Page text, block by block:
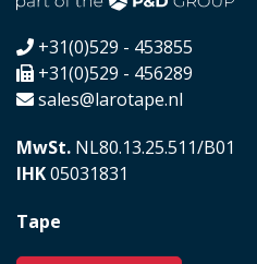
+31(0)529 - 453855
+31(0)529 - 456289
sales@larotape.nl
MwSt. NL80.13.25.511/B01
IHK05031831
Tape